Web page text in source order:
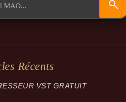
Récents
VST GRATUIT